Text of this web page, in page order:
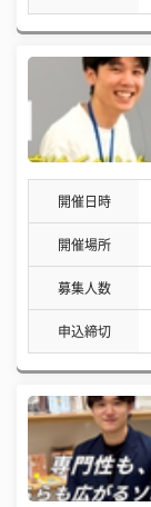
開催日時
開催場所
募集人数
申込締切